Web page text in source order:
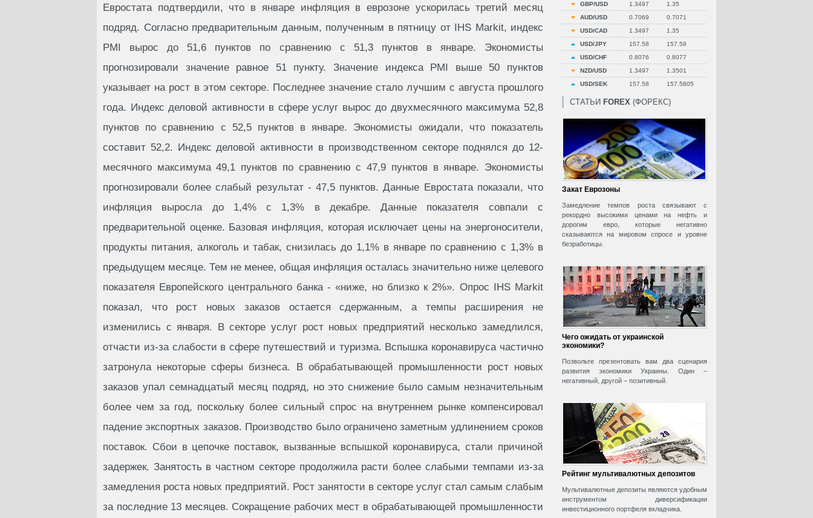
Евростата подтвердили, что в январе инфляция в еврозоне ускорилась третий месяц
подряд. Согласно предварительным данным, полученным в пятницу от IHS Markit, индекс
PMI вырос до 51,6 пунктов по сравнению с 51,3 пунктов в январе. Экономисты
прогнозировали значение равное 51 пункту. Значение индекса PMI выше 50 пунктов
указывает на рост в этом секторе. Последнее значение стало лучшим с августа прошлого
года. Индекс деловой активности в сфере услуг вырос до двухмесячного максимума 52,8
пунктов по сравнению с 52,5 пунктов в январе. Экономисты ожидали, что показатель
составит 52,2. Индекс деловой активности в производственном секторе поднялся до 12-
месячного максимума 49,1 пунктов по сравнению с 47,9 пунктов в январе. Экономисты
прогнозировали более слабый результат - 47,5 пунктов. Данные Евростата показали, что
инфляция выросла до 1,4% с 1,3% в декабре. Данные показателя совпали с
предварительной оценке. Базовая инфляция, которая исключает цены на энергоносители,
продукты питания, алкоголь и табак, снизилась до 1,1% в январе по сравнению с 1,3% в
предыдущем месяце. Тем не менее, общая инфляция осталась значительно ниже целевого
показателя Европейского центрального банка - «ниже, но близко к 2%». Опрос IHS Markit
показал, что рост новых заказов остается сдержанным, а темпы расширения не
изменились с января. В секторе услуг рост новых предприятий несколько замедлился,
отчасти из-за слабости в сфере путешествий и туризма. Вспышка коронавируса частично
затронула некоторые сферы бизнеса. В обрабатывающей промышленности рост новых
заказов упал семнадцатый месяц подряд, но это снижение было самым незначительным
более чем за год, поскольку более сильный спрос на внутреннем рынке компенсировал
падение экспортных заказов. Производство было ограничено заметным удлинением сроков
поставок. Сбои в цепочке поставок, вызванные вспышкой коронавируса, стали причиной
задержек. Занятость в частном секторе продолжила расти более слабыми темпами из-за
замедления роста новых предприятий. Рост занятости в секторе услуг стал самым слабым
за последние 13 месяцев. Сокращение рабочих мест в обрабатывающей промышленности
GBP/USD
1.3497
1.35
AUD/USD
0.7069
0.7071
USD/CAD
1.3497
1.35
USD/JPY
157.58
157.59
USD/CHF
0.8076
0.8077
NZD/USD
1.3497
1.3501
USD/SEK
157.58 157.5805
СТАТЬИ FOREX (ФОРЕКС)
Закат Еврозоны
Замедление темпов роста связывают с
рекордно высокими ценами на нефть и
дорогим евро, которые негативно
сказываются на мировом спросе и уровне
безработицы.
Чего ожидать от украинской
экономики?
Позвольте презентовать вам два сценария
развития экономики Украины. Один –
негативный, другой – позитивный.
Рейтинг мультивалютных депозитов
Мультивалютные депозиты являются удобным
инструментом диверсификации
инвестиционного портфеля вкладчика.